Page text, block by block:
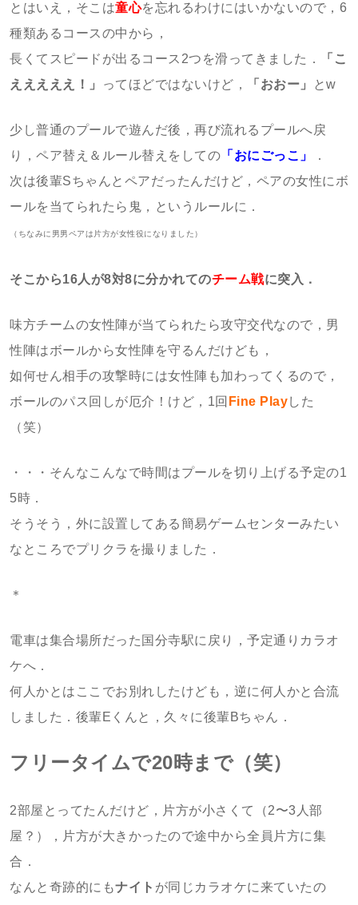
とはいえ，そこは童心を忘れるわけにはいかないので，6
種類あるコースの中から，
長くてスピードが出るコース2つを滑ってきました．
「 こ
えええええ！」
ってほどではないけど， 「おおー」 とw
少し普通のプールで遊んだ後，再び流れるプールへ戻
り，ペア替え＆ルール替えをしての 「おにごっこ」
．
次は後輩Sちゃんとペアだったんだけど，ペアの女性にボ
ールを当てられたら鬼，というルールに．
（ちなみに男男ペアは片方が女性役になりました）
そこから16人が8対8に分かれてのチーム戦に突入．
味方チームの女性陣が当てられたら攻守交代なので，男
性陣はボールから女性陣を守るんだけども，
如何せん相手の攻撃時には女性陣も加わってくるので，
ボールのパス回しが厄介！けど，1回 Fine Playした
（笑）
・・・そんなこんなで時間はプールを切り上げる予定の1
5時．
そうそう，外に設置してある簡易ゲームセンターみたい
なところでプリクラを撮りました．
＊
電車は集合場所だった国分寺駅に戻り，予定通りカラオ
ケへ．
何人かとはここでお別れしたけども，逆に何人かと合流
しました．後輩Eくんと，久々に後輩Bちゃん．
フリータイムで20時まで（笑）
2部屋とってたんだけど，片方が小さくて（2〜3人部
屋？），片方が大きかったので途中から全員片方に集
合．
なんと奇跡的にもナイト が同じカラオケに来ていたの